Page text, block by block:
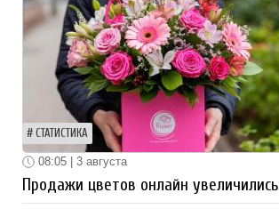
СТАТИСТИКА
08:05 | 3 августа
Продажи цветов онлайн